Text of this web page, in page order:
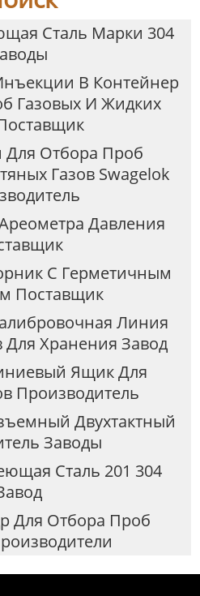
Сталь Марки 304
В Контейнер
Газовых И Жидких
Для Отбора Проб
Газов Swagelok
Давления
С Герметичным
Поставщик
Линия
Для Хранения Завод
Ящик Для
Производитель
Двухтактный
Заводы
Сталь 201 304
Для Отбора Проб